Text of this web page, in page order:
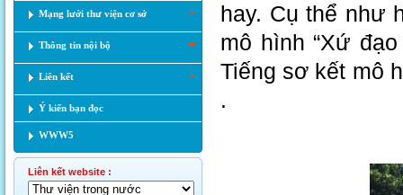
Mạng lưới thư viện cơ sở
Thông tin nội bộ
Liên kết
Ý kiến bạn đọc
WWW5
Liên kết website :
hay. Cụ thể như
mô hình “Xứ
Tiếng sơ kết mô
.